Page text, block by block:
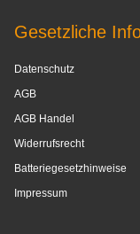
Gesetzliche
Datenschutz
AGB
AGB Handel
Widerrufsrecht
Batteriegesetzhinweise
Impressum